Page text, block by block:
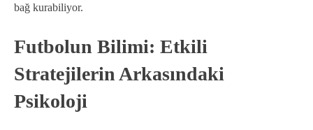
bağ kurabiliyor.
Futbolun Bilimi: Etkili
Stratejilerin Arkasındaki
Psikoloji